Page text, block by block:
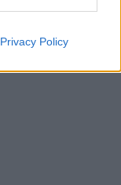
Privacy Policy